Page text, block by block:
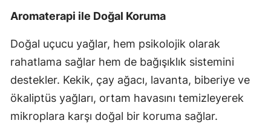
Aromaterapi ile Doğal Koruma
Doğal uçucu yağlar, hem psikolojik olarak
rahatlama sağlar hem de bağışıklık sistemini
destekler. Kekik, çay ağacı, lavanta, biberiye ve
ökaliptüs yağları, ortam havasını temizleyerek
mikroplara karşı doğal bir koruma sağlar.